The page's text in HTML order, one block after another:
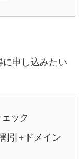
申し込みたい
ック
引+ドメイン